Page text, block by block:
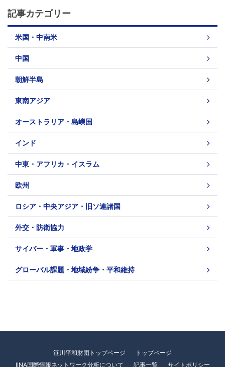
記事カテゴリー
米国・中南米
中国
朝鮮半島
東南アジア
オーストラリア・島嶼国
インド
中東・アフリカ・イスラム
欧州
ロシア・中央アジア・旧ソ連諸国
外交・防衛協力
サイバー・軍事・地政学
グローバル課題・地域紛争・平和維持
笹川平和財団トップページ
トップページ
IINA国際情報ネットワーク分析について
記事一覧 サイトポリシー